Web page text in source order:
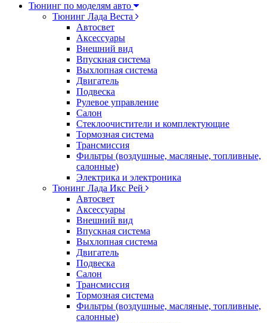
Тюнинг по моделям авто
Тюнинг Лада Веста
Автосвет
Аксессуары
Внешний вид
Впускная система
Выхлопная система
Двигатель
Подвеска
Рулевое управление
Салон
Стеклоочистители и комплектующие
Тормозная система
Трансмиссия
Фильтры (воздушные, масляные, топливные,
салонные)
Электрика и электроника
Тюнинг Лада Икс Рей
Автосвет
Аксессуары
Внешний вид
Впускная система
Выхлопная система
Двигатель
Подвеска
Салон
Трансмиссия
Тормозная система
Фильтры (воздушные, масляные, топливные,
салонные)